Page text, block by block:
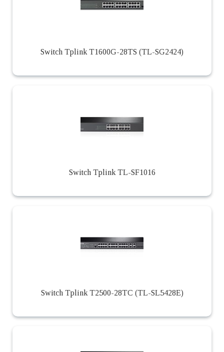
Switch Tplink T1600G-28TS (TL-SG2424)
Switch Tplink TL-SF1016
Switch Tplink T2500-28TC (TL-SL5428E)